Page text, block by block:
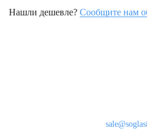
Нашли дешевле? Сообщите нам